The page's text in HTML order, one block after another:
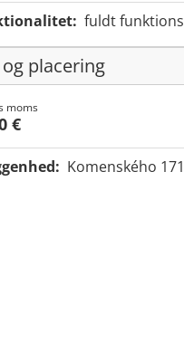
fuldt
og placering
moms
€
Komenského